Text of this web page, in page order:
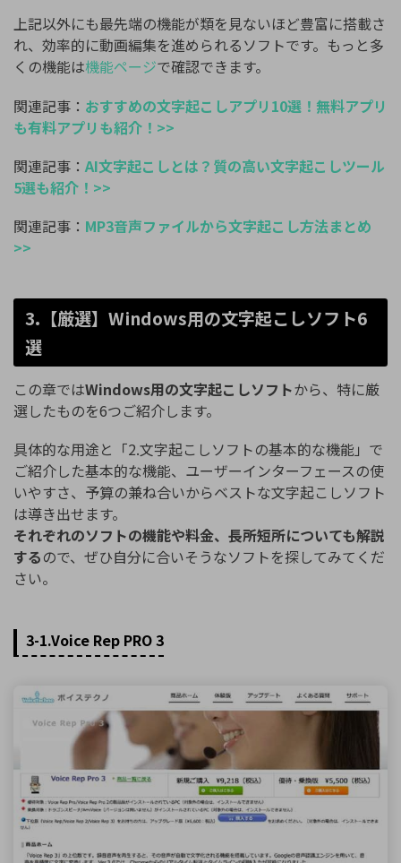
上記以外にも最先端の機能が類を見ないほど豊富に搭載さ
れ、効率的に動画編集を進められるソフトです。もっと多
くの機能は機能ページで確認できます。
関連記事： おすすめの文字起こしアプリ10選！無料アプリ
も有料アプリも紹介！>>
関連記事： AI文字起こしとは？質の高い文字起こしツール
5選も紹介！>>
関連記事： MP3音声ファイルから文字起こし方法まとめ
>>
3.【厳選】Windows用の文字起こしソフト6
選
この章ではWindows用の文字起こしソフトから、特に厳
選したものを6つご紹介します。
具体的な用途と「2.文字起こしソフトの基本的な機能」で
ご紹介した基本的な機能、ユーザーインターフェースの使
いやすさ、予算の兼ね合いからベストな文字起こしソフト
は導き出せます。
それぞれのソフトの機能や料金、長所短所についても解説
するので、ぜひ自分に合いそうなソフトを探してみてくだ
さい。
3-1.Voice Rep PRO 3